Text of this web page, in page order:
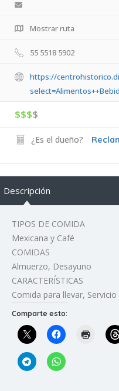
Mostrar ruta
55 5518 5902
https://
$$$$
¿Es el dueño?
Descripción
TIPOS DE COMIDA
Mexicana y Café
COMIDAS
Almuerzo, Desayuno
CARACTERÍSTICAS
Comida para llevar,
Comparte esto: